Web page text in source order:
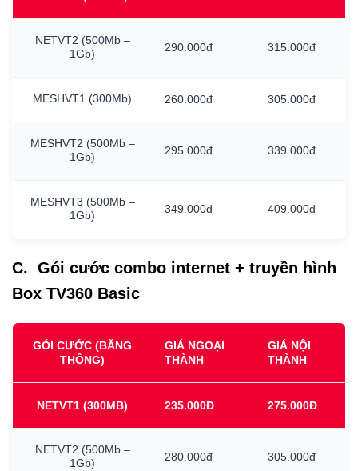
NETVT2 (500Mb –
1Gb)
290.000đ 315.000đ
MESHVT1 (300Mb) 260.000đ 305.000đ
MESHVT2 (500Mb –
1Gb)
295.000đ 339.000đ
MESHVT3 (500Mb –
1Gb)
349.000đ 409.000đ
C. Gói cước combo internet + truyền hình
Box TV360 Basic
GÓI CƯỚC (BĂNG
THÔNG)
GIÁ NGOẠI
THÀNH
GIÁ NỘI
THÀNH
NETVT1 (300MB) 235.000Đ 275.000Đ
NETVT2 (500Mb –
1Gb)
280.000đ 305.000đ